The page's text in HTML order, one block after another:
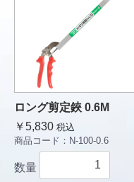
ロング剪定鋏 0.6M
￥5,830 税込
商品コード： N-100-0.6
数量